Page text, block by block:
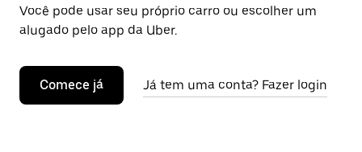
Você pode usar seu próprio carro ou escolher um
alugado pelo app da Uber.
Comece já Já tem uma conta? Fazer login